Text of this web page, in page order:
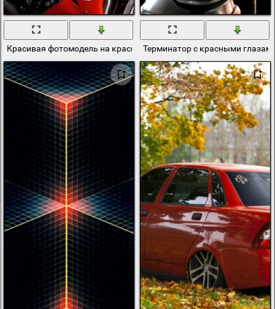
Красивая фотомодель на красном спортбайке
Терминатор с красными